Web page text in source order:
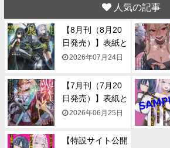
人気の記事
【8月刊（8月20
日発売）】表紙と
一...2026年07月24日
【7月刊（7月20
日発売）】表紙と
一...2026年06月25日
【特設サイト公開